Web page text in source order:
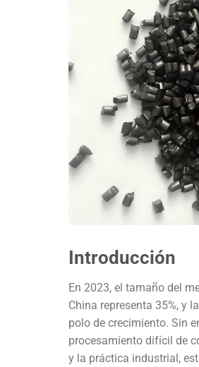
Introducción
En 2023, el tamaño del
China representa 35%, y
polo de crecimiento. Sin
procesamiento difícil de
y la práctica industrial,